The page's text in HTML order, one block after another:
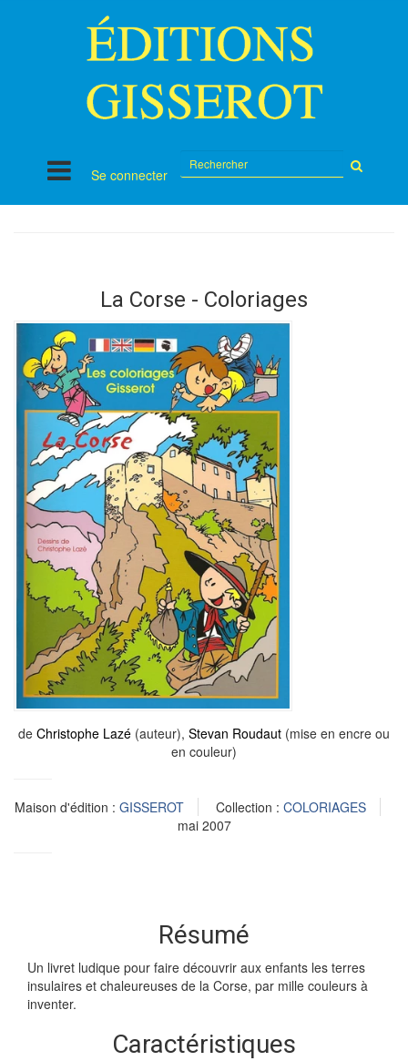
Se connecter
sur
La Corse - Coloriages
de Christophe Lazé (auteur), Stevan Roudaut (mise en encre ou
en couleur)
Maison d'édition : GISSEROT Collection : COLORIAGES
mai 2007
Résumé
Un livret ludique pour faire découvrir aux enfants les terres
insulaires et chaleureuses de la Corse, par mille couleurs à
inventer.
Caractéristiques